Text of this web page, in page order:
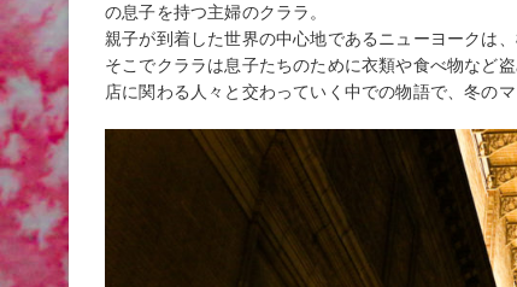
の息子を持つ主婦のクララ。
親子が到着した世界の中心地であるニューヨークは、
そこでクララは息子たちのために衣類や食べ物など
店に関わる人々と交わっていく中での物語で、冬の